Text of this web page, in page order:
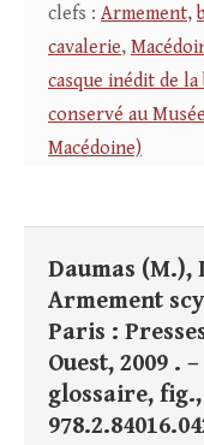
clefs : Armement,
cavalerie,
casque inédit de
conservé au
Macédoine)
Daumas (M.),
Armement
Paris :
Ouest, 2009 .
glossaire,